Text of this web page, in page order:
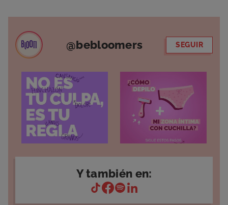
@bebloomers SEGUIR
Y también en: